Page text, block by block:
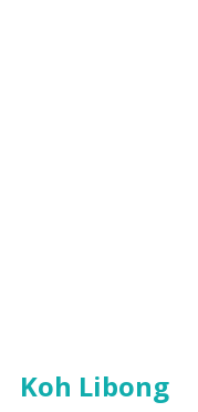
Koh Libong